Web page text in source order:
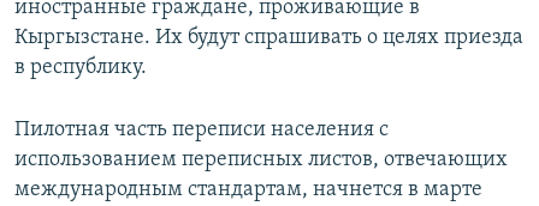
иностранные граждане, проживающие в
Кыргызстане. Их будут спрашивать о целях приезда
в республику.
Пилотная часть переписи населения с
использованием переписных листов, отвечающих
международным стандартам, начнется в марте